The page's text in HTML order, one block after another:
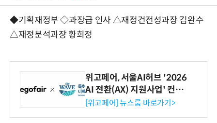
◆기획재정부 ◇과장급 인사 △재정건전성과장 김완수
△재정분석과장 황희정
위고페어, 서울AI허브 '2026
AI 전환(AX) 지원사업' 컨소
시엄 선정
[위고페어] 뉴스룸 바로가기>